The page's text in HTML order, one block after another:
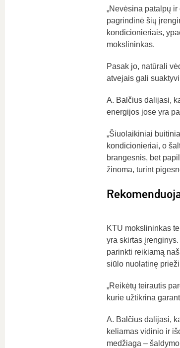
„Nevėsina patalpų
pagrindinė šių
kondicionieriais,
mokslininkas.
Pasak jo, natūrali
atvejais gali
A. Balčius dalijasi,
energijos jose yra
„Šiuolaikiniai
kondicionieriai, o
brangesnis, bet
žinoma, turint
KTU mokslininkas
yra skirtas
parinkti reikiamą
siūlo nuolatinę
„Reikėtų teirautis
kurie užtikrina
A. Balčius dalijasi,
keliamas vidinio ir
medžiaga –